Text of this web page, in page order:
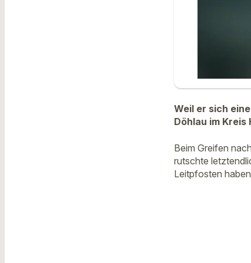
Weil er sich
Döhlau im
Beim Greifen
rutschte
Leitpfosten